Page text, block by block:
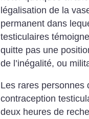
légalisation de la
permanent dans
testiculaires
quitte pas une
de l’inégalité, ou
Les rares personnes
contraception
deux heures de